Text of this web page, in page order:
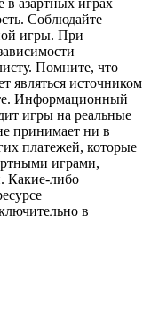
в азартных играх
Соблюдайте
игры. При
Помните, что
являться источником
Информационный
игры на реальные
принимает ни в
платежей, которые
играми,
Какие-либо
в